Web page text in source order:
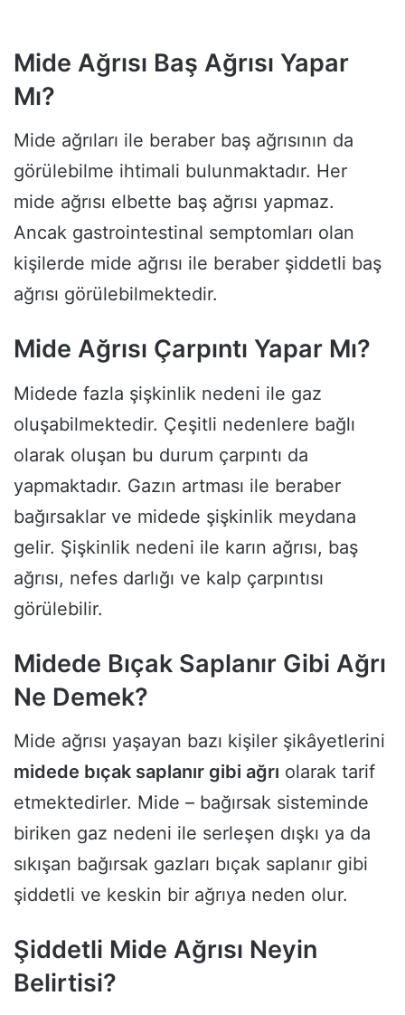
Mide Ağrısı Baş Ağrısı Yapar
Mı?
Mide ağrıları ile beraber baş ağrısının da
görülebilme ihtimali bulunmaktadır. Her
mide ağrısı elbette baş ağrısı yapmaz.
Ancak gastrointestinal semptomları olan
kişilerde mide ağrısı ile beraber şiddetli baş
ağrısı görülebilmektedir.
Mide Ağrısı Çarpıntı Yapar Mı?
Midede fazla şişkinlik nedeni ile gaz
oluşabilmektedir. Çeşitli nedenlere bağlı
olarak oluşan bu durum çarpıntı da
yapmaktadır. Gazın artması ile beraber
bağırsaklar ve midede şişkinlik meydana
gelir. Şişkinlik nedeni ile karın ağrısı, baş
ağrısı, nefes darlığı ve kalp çarpıntısı
görülebilir.
Midede Bıçak Saplanır Gibi Ağrı
Ne Demek?
Mide ağrısı yaşayan bazı kişiler şikâyetlerini
midede bıçak saplanır gibi ağrı olarak tarif
etmektedirler. Mide – bağırsak sisteminde
biriken gaz nedeni ile serleşen dışkı ya da
sıkışan bağırsak gazları bıçak saplanır gibi
şiddetli ve keskin bir ağrıya neden olur.
Şiddetli Mide Ağrısı Neyin
Belirtisi?